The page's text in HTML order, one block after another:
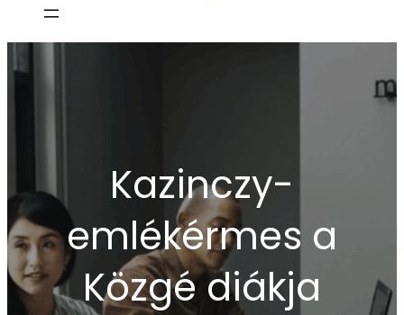
Kazinczy-
emlékérmes a
Közgé diákja